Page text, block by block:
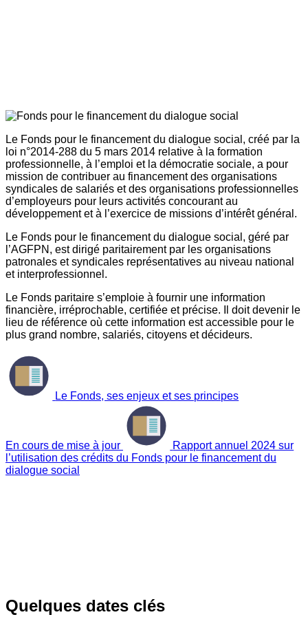
Le Fonds pour le financement du dialogue social, créé par la
loi n°2014-288 du 5 mars 2014 relative à la formation
professionnelle, à l’emploi et la démocratie sociale, a pour
mission de contribuer au financement des organisations
syndicales de salariés et des organisations professionnelles
d’employeurs pour leurs activités concourant au
développement et à l’exercice de missions d’intérêt général.
Le Fonds pour le financement du dialogue social, géré par
l’AGFPN, est dirigé paritairement par les organisations
patronales et syndicales représentatives au niveau national
et interprofessionnel.
Le Fonds paritaire s’emploie à fournir une information
financière, irréprochable, certifiée et précise. Il doit devenir le
lieu de référence où cette information est accessible pour le
plus grand nombre, salariés, citoyens et décideurs.
Le Fonds, ses enjeux et ses principes
En cours de mise à jour
Rapport annuel 2024 sur
l’utilisation des crédits du Fonds pour le financement du
dialogue social
Quelques dates clés